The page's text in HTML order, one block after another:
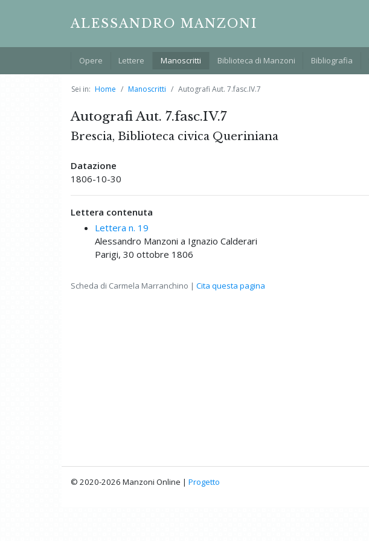
ALESSANDRO MANZONI
Opere Lettere Manoscritti Biblioteca di Manzoni Bibliografia
Sei in: Home Manoscritti Autografi Aut. 7.fasc.IV.7
Autografi Aut. 7.fasc.IV.7
Brescia, Biblioteca civica Queriniana
Datazione
1806-10-30
Lettera contenuta
Lettera n. 19
Alessandro Manzoni a Ignazio Calderari
Parigi, 30 ottobre 1806
Scheda di Carmela Marranchino | Cita questa pagina
© 2020-2026 Manzoni Online | Progetto